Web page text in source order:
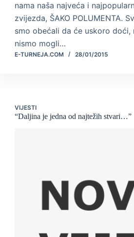
nama naša najveća i
zvijezda, ŠAKO POLUMENTA.
smo obećali da će uskoro doći,
nismo mogli…
E-TURNEJA.COM 28/01/2015
VIJESTI
“Daljina je jedna od najtežih stvari…”